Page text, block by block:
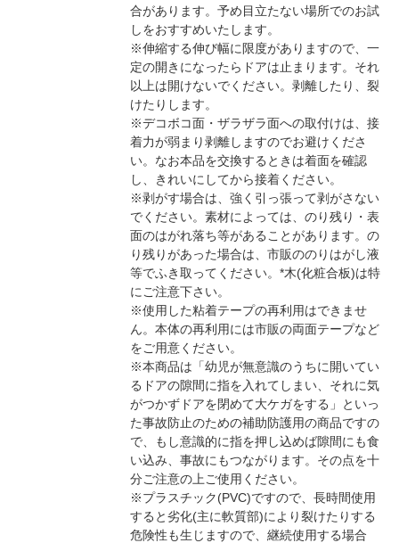
合があります。予め目立たない場所でのお試
しをおすすめいたします。
※伸縮する伸び幅に限度がありますので、一
定の開きになったらドアは止まります。それ
以上は開けないでください。剥離したり、裂
けたりします。
※デコボコ面・ザラザラ面への取付けは、接
着力が弱まり剥離しますのでお避けくださ
い。なお本品を交換するときは着面を確認
し、きれいにしてから接着ください。
※剥がす場合は、強く引っ張って剥がさない
でください。素材によっては、のり残り・表
面のはがれ落ち等があることがあります。の
り残りがあった場合は、市販ののりはがし液
等でふき取ってください。*木(化粧合板)は特
にご注意下さい。
※使用した粘着テープの再利用はできませ
ん。本体の再利用には市販の両面テープなど
をご用意ください。
※本商品は「幼児が無意識のうちに開いてい
るドアの隙間に指を入れてしまい、それに気
がつかずドアを閉めて大ケガをする」といっ
た事故防止のための補助防護用の商品ですの
で、もし意識的に指を押し込めば隙間にも食
い込み、事故にもつながります。その点を十
分ご注意の上ご使用ください。
※プラスチック(PVC)ですので、長時間使用
すると劣化(主に軟質部)により裂けたりする
危険性も生じますので、継続使用する場合